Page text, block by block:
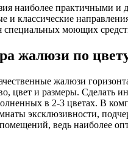
наиболее практичными
и классические
специальных моющих
жалюзи по
жалюзи
цвет и размеры. Сделать
в 2-3 цветах. В
эксклюзивности,
ведь наиболее